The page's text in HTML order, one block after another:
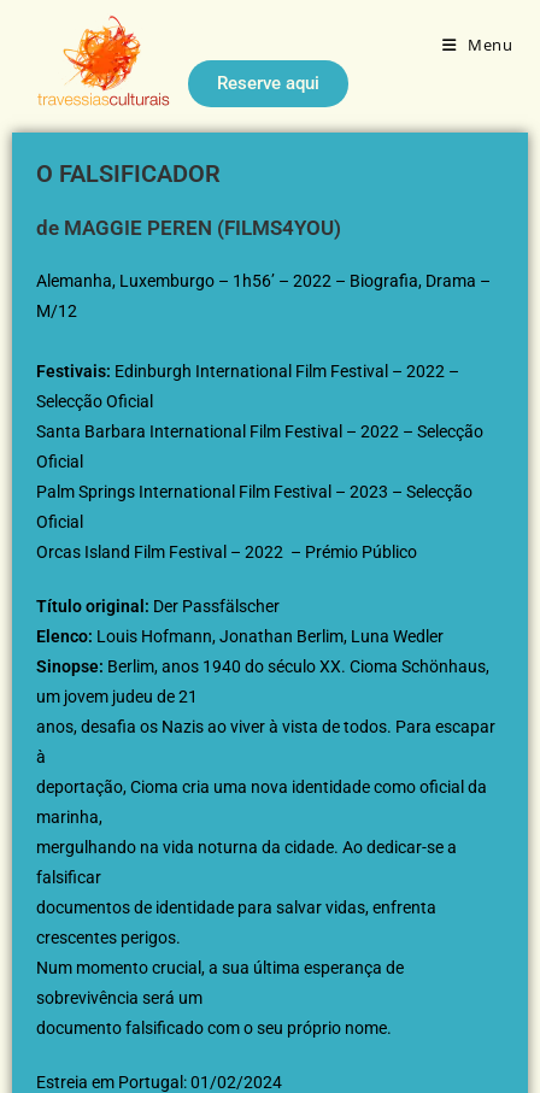
Menu
Reserve aqui
O FALSIFICADOR
de MAGGIE PEREN (FILMS4YOU)
Alemanha, Luxemburgo – 1h56’ – 2022 – Biografia, Drama –
M/12
Festivais: Edinburgh International Film Festival – 2022 –
Selecção Oficial
Santa Barbara International Film Festival – 2022 – Selecção
Oficial
Palm Springs International Film Festival – 2023 – Selecção
Oficial
Orcas Island Film Festival – 2022 – Prémio Público
Título original: Der Passfälscher
Elenco: Louis Hofmann, Jonathan Berlim, Luna Wedler
Sinopse: Berlim, anos 1940 do século XX. Cioma Schönhaus,
um jovem judeu de 21
anos, desafia os Nazis ao viver à vista de todos. Para escapar
à
deportação, Cioma cria uma nova identidade como oficial da
marinha,
mergulhando na vida noturna da cidade. Ao dedicar-se a
falsificar
documentos de identidade para salvar vidas, enfrenta
crescentes perigos.
Num momento crucial, a sua última esperança de
sobrevivência será um
documento falsificado com o seu próprio nome.
Estreia em Portugal: 01/02/2024